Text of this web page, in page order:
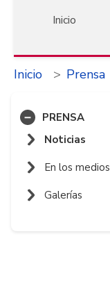
Inicio
Inicio Prensa
PRENSA
Noticias
En los medios
Galerías